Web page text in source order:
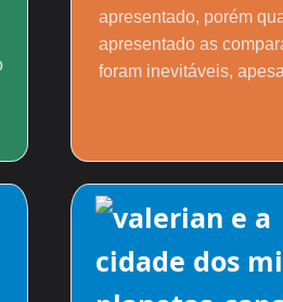
apresentado, porém
apresentado as
foram inevitáveis,